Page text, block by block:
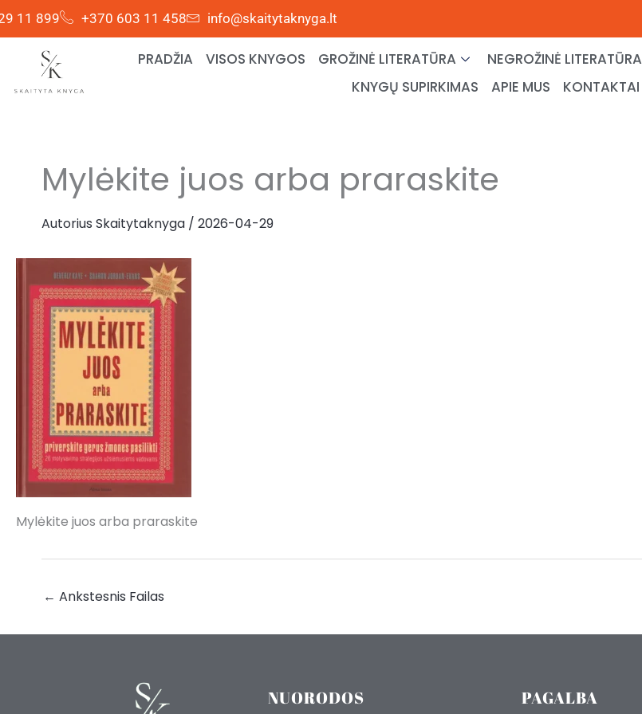
Pereiti
prie
11 899 +370 603 11 458 info@skaitytaknyga.lt
PRADŽIA VISOS KNYGOS GROŽINĖ LITERATŪRA NEGROŽINĖ LITERATŪRA
KNYGŲ SUPIRKIMAS
APIE MUS KONTAKTAI
Mylėkite juos arba praraskite
Autorius Skaitytaknyga / 2026-04-29
Mylėkite juos arba praraskite
← Ankstesnis Failas
NUORODOS PAGALBA